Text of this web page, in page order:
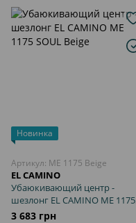
Новинка
Артикул: ME 1175 Beige
EL CAMINO
Убаюкивающий центр -
шезлонг EL CAMINO ME 1175
SOUL Beige
3 683 грн